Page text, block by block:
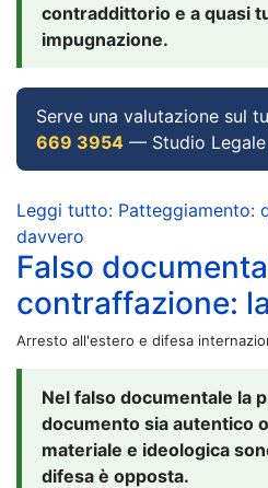
contraddittorio e a quasi
impugnazione.
Serve una valutazione sul
669 3954 — Studio Legale
Leggi tutto: Patteggiamento:
davvero
Falso
contraffazione:
Arresto all'estero e difesa
Nel falso documentale la
documento sia autentico
materiale e ideologica
difesa è opposta.